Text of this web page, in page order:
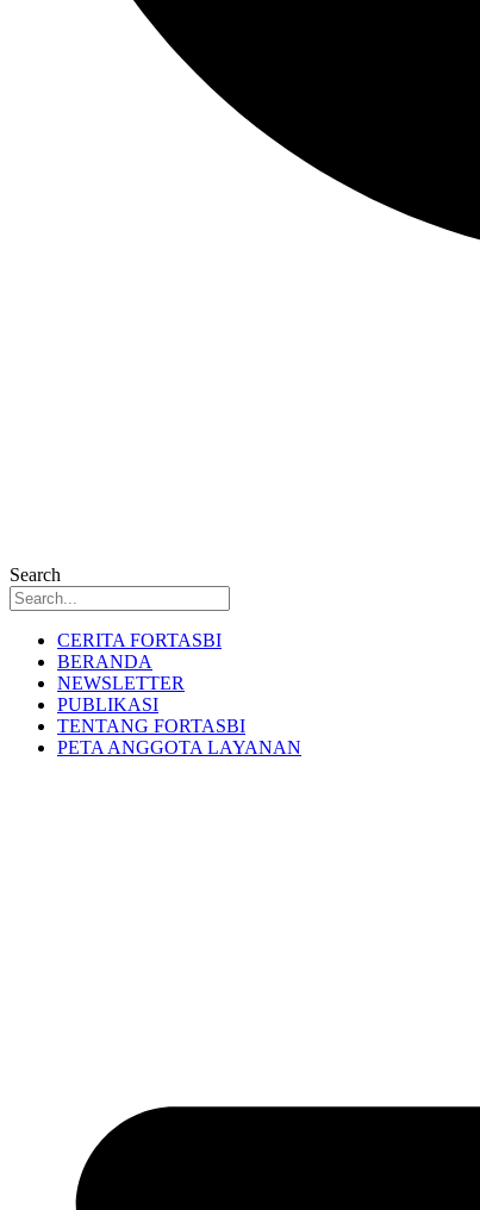
Search
CERITA FORTASBI
BERANDA
NEWSLETTER
PUBLIKASI
TENTANG FORTASBI
PETA ANGGOTA LAYANAN